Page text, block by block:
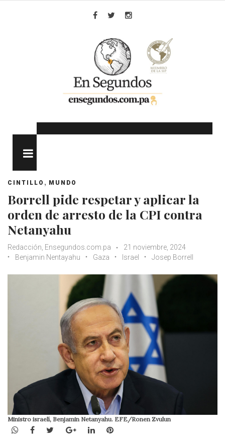
CINTILLO , MUNDO
Borrell pide respetar y aplicar la
orden de arresto de la CPI contra
Netanyahu
Redacción, Ensegundos.com.pa
21 noviembre, 2024
Benjamin Nentayahu
Gaza Israel Josep Borrell
Ministro israelí, Benjamin Netanyahu. EFE/Ronen Zvulun
WhatsApp
Facebook
TwitterGoogle+LinkedInPinterest